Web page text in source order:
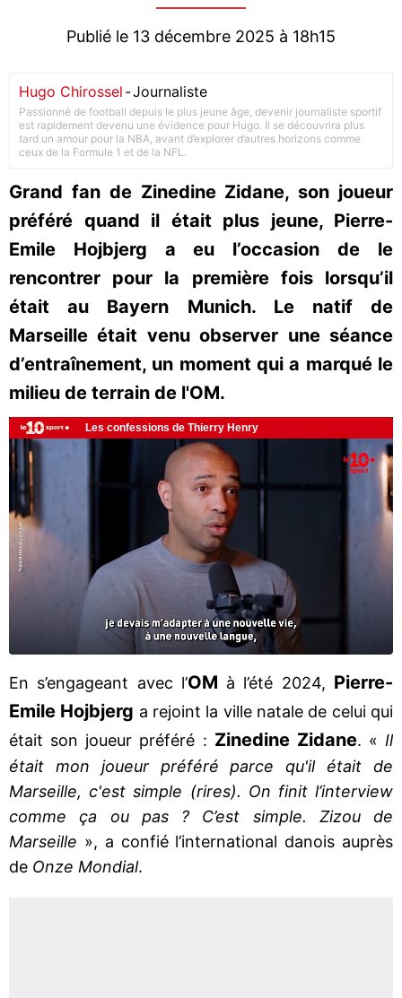
Publié le 13 décembre 2025 à 18h15
Hugo Chirossel -Journaliste
Passionné de football depuis le plus jeune âge, devenir journaliste sportif
est rapidement devenu une évidence pour Hugo. Il se découvrira plus
tard un amour pour la NBA, avant d’explorer d’autres horizons comme
ceux de la Formule 1 et de la NFL.
Grand fan de Zinedine Zidane, son joueur
préféré quand il était plus jeune, Pierre-
Emile Hojbjerg a eu l’occasion de le
rencontrer pour la première fois lorsqu’il
était au Bayern Munich. Le natif de
Marseille était venu observer une séance
d’entraînement, un moment qui a marqué le
milieu de terrain de l'OM.
En s’engageant avec l’OM à l’été 2024, Pierre-
Emile Hojbjerg a rejoint la ville natale de celui qui
était son joueur préféré : Zinedine Zidane. « Il
était mon joueur préféré parce qu'il était de
Marseille, c'est simple (rires). On finit l’interview
comme ça ou pas ? C’est simple. Zizou de
Marseille », a confié l’international danois auprès
de Onze Mondial.